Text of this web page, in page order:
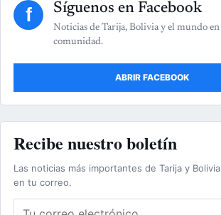
f Síguenos en Facebook
Noticias de Tarija, Bolivia y el mundo
comunidad.
ABRIR FACEBOOK
Recibe nuestro boletín
Las noticias más importantes de Tarija y
en tu correo.
Correo electrónico